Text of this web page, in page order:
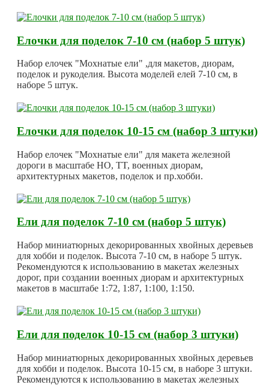
Елочки для поделок 7-10 см (набор 5 штук)
Набор елочек "Мохнатые ели" ,для макетов, диорам,
поделок и рукоделия. Высота моделей елей 7-10 см, в
наборе 5 штук.
Елочки для поделок 10-15 см (набор 3 штуки)
Набор елочек "Мохнатые ели" для макета железной
дороги в масштабе HO, TT, военных диорам,
архитектурных макетов, поделок и пр.хобби.
Ели для поделок 7-10 см (набор 5 штук)
Набор миниатюрных декорированных хвойных деревьев
для хобби и поделок. Высота 7-10 см, в наборе 5 штук.
Рекомендуются к использованию в макетах железных
дорог, при создании военных диорам и архитектурных
макетов в масштабе 1:72, 1:87, 1:100, 1:150.
Ели для поделок 10-15 см (набор 3 штуки)
Набор миниатюрных декорированных хвойных деревьев
для хобби и поделок. Высота 10-15 см, в наборе 3 штуки.
Рекомендуются к использованию в макетах железных